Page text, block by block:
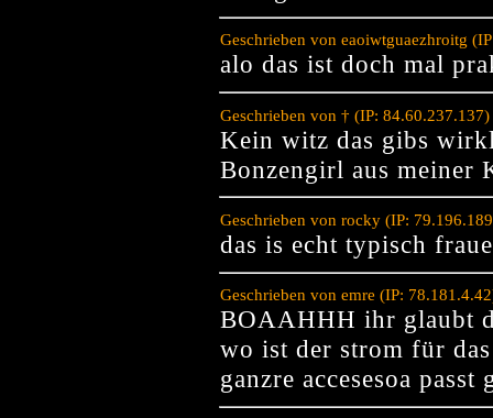
Geschrieben von eaoiwtguaezhroitg
alo das ist doch mal
Geschrieben von † (IP:
Kein witz das gibs
Bonzengirl aus meiner
Geschrieben von rocky (IP:
das is echt typisch
Geschrieben von emre (IP:
BOAAHHH ihr glaubt
wo ist der strom für
ganzre accesesoa